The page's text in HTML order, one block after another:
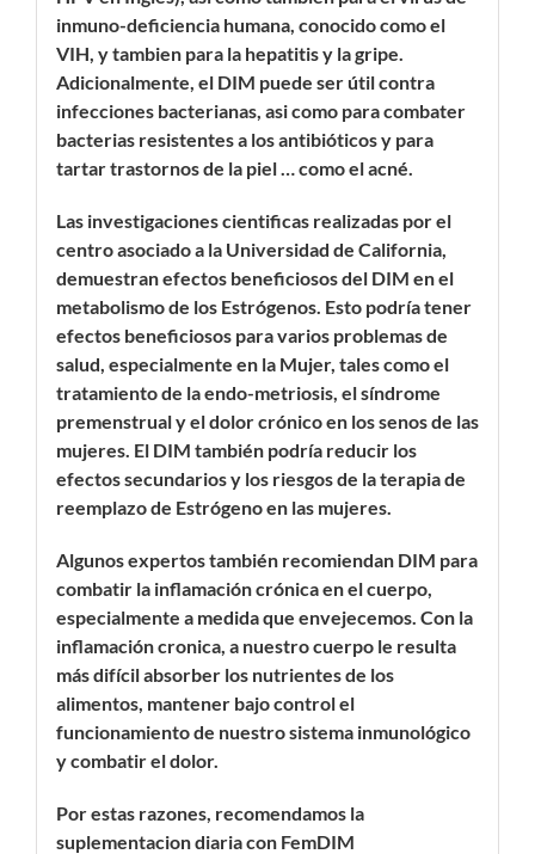
inmuno-deficiencia humana, conocido como el
VIH, y tambien para la hepatitis y la gripe.
Adicionalmente, el DIM puede ser útil contra
infecciones bacterianas, asi como para combater
bacterias resistentes a los antibióticos y para
tartar trastornos de la piel … como el acné.
Las investigaciones cientificas realizadas por el
centro asociado a la Universidad de California,
demuestran efectos beneficiosos del DIM en el
metabolismo de los Estrógenos. Esto podría tener
efectos beneficiosos para varios problemas de
salud, especialmente en la Mujer, tales como el
tratamiento de la endo-metriosis, el síndrome
premenstrual y el dolor crónico en los senos de las
mujeres. El DIM también podría reducir los
efectos secundarios y los riesgos de la terapia de
reemplazo de Estrógeno en las mujeres.
Algunos expertos también recomiendan DIM para
combatir la inflamación crónica en el cuerpo,
especialmente a medida que envejecemos. Con la
inflamación cronica, a nuestro cuerpo le resulta
más difícil absorber los nutrientes de los
alimentos, mantener bajo control el
funcionamiento de nuestro sistema inmunológico
y combatir el dolor.
Por estas razones, recomendamos la
suplementacion diaria con FemDIM